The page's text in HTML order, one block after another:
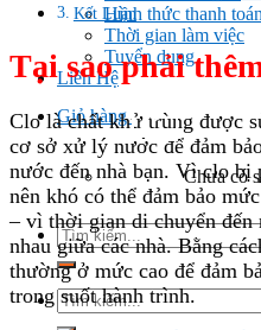
Hình thức thanh toán
Thời gian làm việc
Tuyển dụng
Liên Hệ
Giỏ hàng
0
Chưa có
Tìm
kiếm:
Tìm
kiếm:
Kết Luận
Tại sao phải
Clo là chất khử trùng được
cơ sở xử lý nước để đảm
nước đến nhà bạn. Vì clo bị
nên khó có thể đảm bảo
– vì thời gian di chuyển
nhau giữa các nhà. Bằng
thường ở mức cao để đảm
trong suốt hành trình.